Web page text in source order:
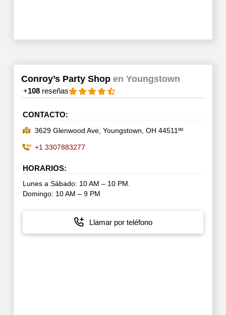
Conroy’s Party Shop en Youngstown
+108reseñas
CONTACTO:
3629 Glenwood Ave, Youngstown, OH 44511ºº
+1 3307883277
HORARIOS:
Lunes a Sábado: 10 AM – 10 PM.
Domingo: 10 AM – 9 PM
Llamar por teléfono